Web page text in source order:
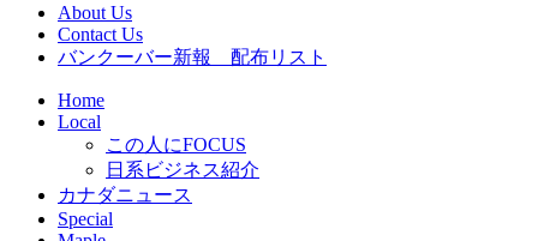
About Us
Contact Us
バンクーバー新報 配布リスト
Home
Local
この人にFOCUS
日系ビジネス紹介
カナダニュース
Special